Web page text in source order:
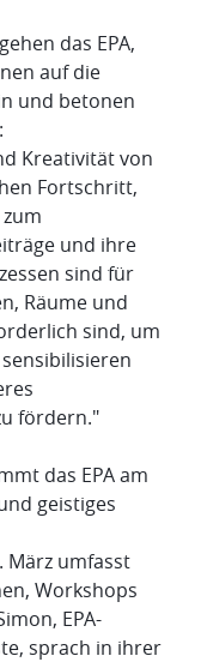
das EPA,
auf die
und betonen
Kreativität von
Fortschritt,
und ihre
sind für
Räume und
sind, um
fördern."
das EPA am
geistiges
März umfasst
Workshops
EPA-
sprach in ihrer